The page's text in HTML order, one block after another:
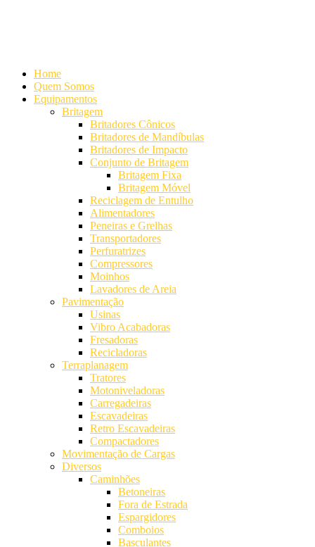
Home
Quem Somos
Equipamentos
Britagem
Britadores Cônicos
Britadores de Mandíbulas
Britadores de Impacto
Conjunto de Britagem
Britagem Fixa
Britagem Móvel
Reciclagem de Entulho
Alimentadores
Peneiras e Grelhas
Transportadores
Perfuratrizes
Compressores
Moinhos
Lavadores de Areia
Pavimentação
Usinas
Vibro Acabadoras
Fresadoras
Recicladoras
Terraplanagem
Tratores
Motoniveladoras
Carregadeiras
Escavadeiras
Retro Escavadeiras
Compactadores
Movimentação de Cargas
Diversos
Caminhões
Betoneiras
Fora de Estrada
Espargidores
Comboios
Basculantes